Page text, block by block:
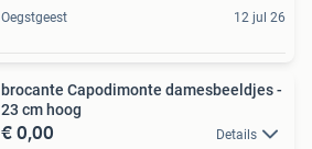
Oegstgeest 12 jul 26
brocante Capodimonte damesbeeldjes -
23 cm hoog
€ 0,00 Details